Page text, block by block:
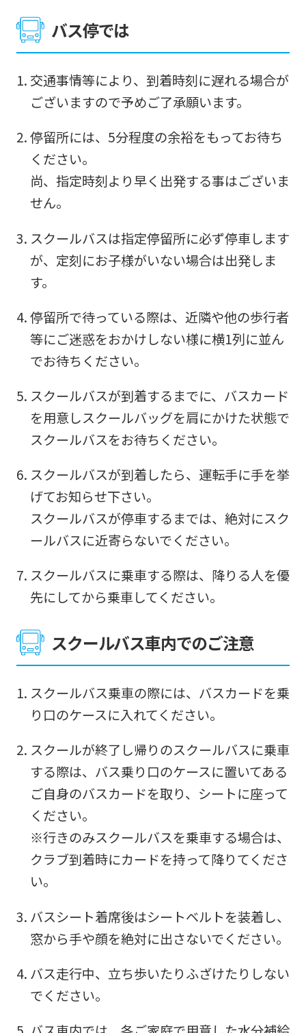
バス停では
交通事情等により、到着時刻に遅れる場合が
ございますので予めご了承願います。
停留所には、5分程度の余裕をもってお待ち
ください。
尚、指定時刻より早く出発する事はございま
せん。
スクールバスは指定停留所に必ず停車します
が、定刻にお子様がいない場合は出発しま
す。
停留所で待っている際は、近隣や他の歩行者
等にご迷惑をおかけしない様に横1列に並ん
でお待ちください。
スクールバスが到着するまでに、バスカード
を用意しスクールバッグを肩にかけた状態で
スクールバスをお待ちください。
スクールバスが到着したら、運転手に手を挙
げてお知らせ下さい。
スクールバスが停車するまでは、絶対にスク
ールバスに近寄らないでください。
スクールバスに乗車する際は、降りる人を優
先にしてから乗車してください。
スクールバス車内でのご注意
スクールバス乗車の際には、バスカードを乗
り口のケースに入れてください。
スクールが終了し帰りのスクールバスに乗車
する際は、バス乗り口のケースに置いてある
ご自身のバスカードを取り、シートに座って
ください。
※行きのみスクールバスを乗車する場合は、
クラブ到着時にカードを持って降りてくださ
い。
バスシート着席後はシートベルトを装着し、
窓から手や顔を絶対に出さないでください。
バス走行中、立ち歩いたりふざけたりしない
でください。
For
foreigners
Central
official
website
is
automatically
into
English.
Click
link
below
automatic
translation)
return
the